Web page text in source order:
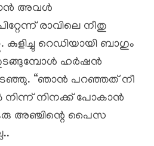
അവൾ
രാവിലെ നീതു
കുളിച്ചു റെഡിയായി ബാഗും
ഹർഷൻ
“ഞാൻ പറഞ്ഞത് നീ
നിന്ന് നിനക്ക് പോകാൻ
ഒരു അഞ്ചിന്റെ പൈസ